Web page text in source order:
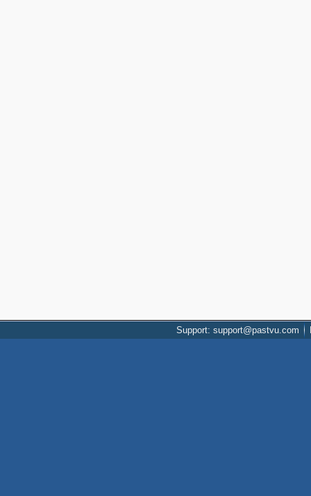
Support: support@pastvu.com